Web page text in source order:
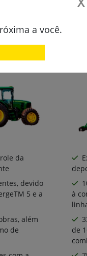
da
devido
5 e a
além
de
à
de
a você.